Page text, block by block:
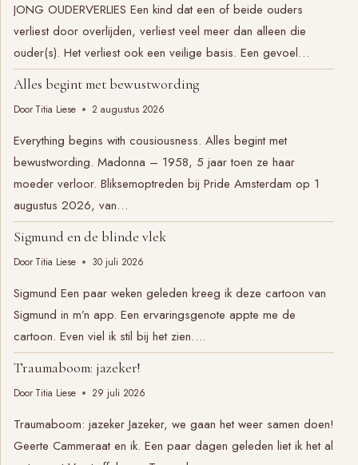
JONG OUDERVERLIES Een kind dat een of beide ouders
verliest door overlijden, verliest veel meer dan alleen die
ouder(s). Het verliest ook een veilige basis. Een gevoel…
Alles begint met bewustwording
Door Titia Liese 2 augustus 2026
Everything begins with cousiousness. Alles begint met
bewustwording. Madonna – 1958, 5 jaar toen ze haar
moeder verloor. Bliksemoptreden bij Pride Amsterdam op 1
augustus 2026, van…
Sigmund en de blinde vlek
Door Titia Liese 30 juli 2026
Sigmund Een paar weken geleden kreeg ik deze cartoon van
Sigmund in m’n app. Een ervaringsgenote appte me de
cartoon. Even viel ik stil bij het zien….
Traumaboom: jazeker!
Door Titia Liese 29 juli 2026
Traumaboom: jazeker Jazeker, we gaan het weer samen doen!
Geerte Cammeraat en ik. Een paar dagen geleden liet ik het al